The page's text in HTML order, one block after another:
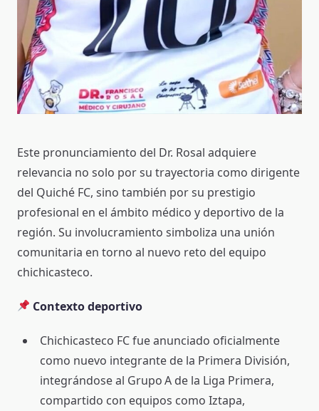
Este pronunciamiento del Dr. Rosal adquiere
relevancia no solo por su trayectoria como dirigente
del Quiché FC, sino también por su prestigio
profesional en el ámbito médico y deportivo de la
región. Su involucramiento simboliza una unión
comunitaria en torno al nuevo reto del equipo
chichicasteco.
Contexto deportivo
Chichicasteco FC fue anunciado oficialmente
como nuevo integrante de la Primera División,
integrándose al Grupo A de la Liga Primera,
compartido con equipos como Iztapa,